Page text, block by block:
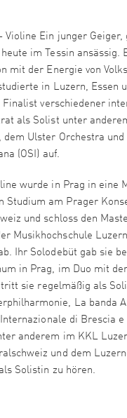
Violine Ein junger Geiger,
im Tessin ansässig.
mit der Energie von
in Luzern, Essen
verschiedener
als Solist unter
dem Ulster Orchestra
(OSI) auf.
wurde in Prag in eine
Studium am Prager
und schloss den
Musikhochschule
Ihr Solodebüt gab sie
in Prag, im Duo mit
sie regelmäßig als
La banda
di Brescia
anderem im KKL
und dem
Solistin zu hören.